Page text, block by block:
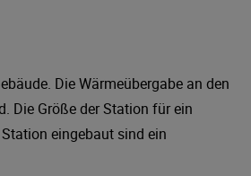
Die Wärmeübergabe an den
Die Größe der Station für ein
eingebaut sind ein